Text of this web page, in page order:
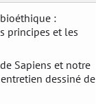
:
principes et les
Sapiens et notre
dessiné de